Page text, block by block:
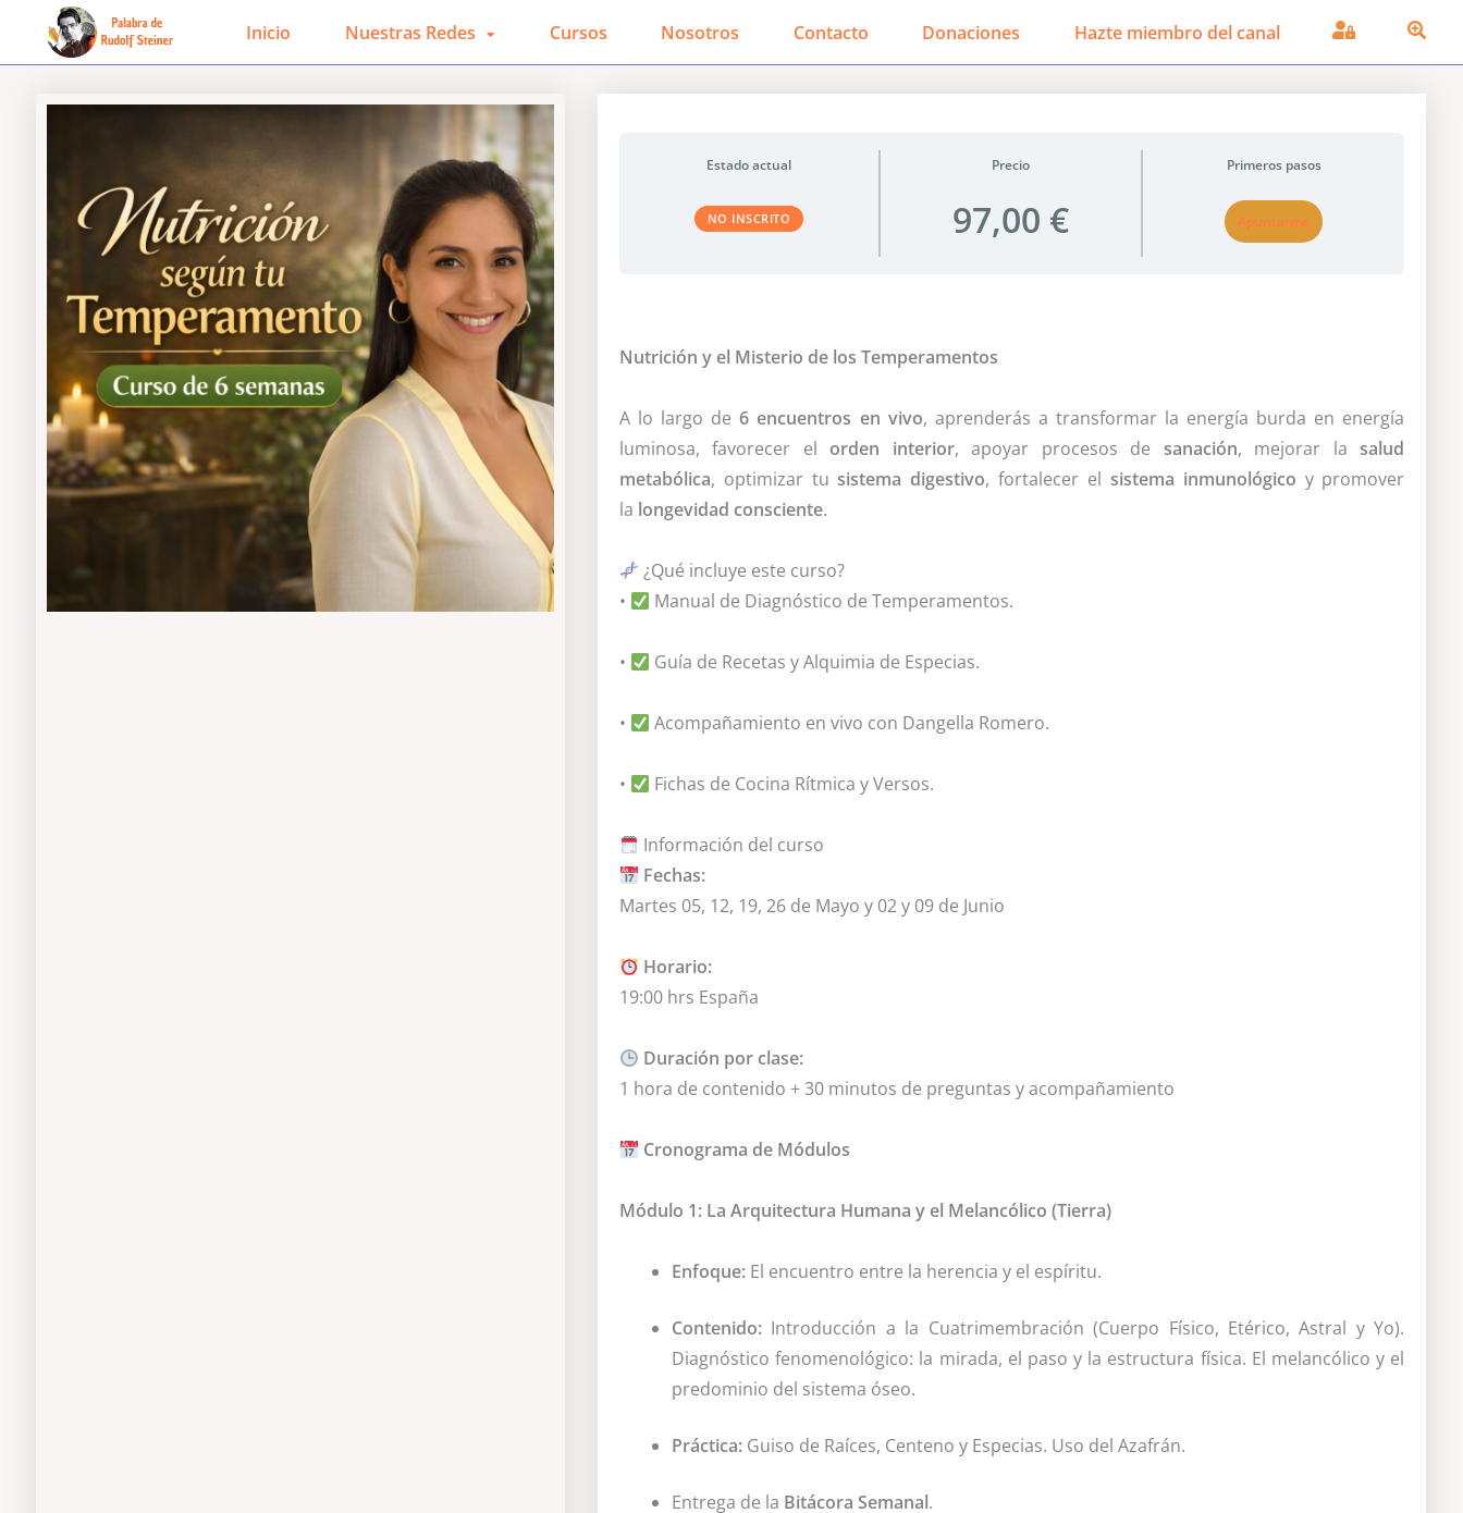
Inicio Nuestras Redes Cursos Nosotros Contacto Donaciones Hazte miembro del canal
Estado actual
NO INSCRITO
Precio
97,00 €
Primeros pasos
Apuntarme
Nutrición y el Misterio de los Temperamentos
A lo largo de6 encuentros en vivo, aprenderás a transformar la energía burda en energía
luminosa, favorecer el orden interior, apoyar procesos de sanación, mejorar lasalud
metabólica, optimizar tusistema digestivo, fortalecer el sistema inmunológico y promover
la longevidad consciente.
¿Qué incluye este curso?
•
Manual de Diagnóstico de Temperamentos.
• Guía de Recetas y Alquimia de Especias.
• Acompañamiento en vivo con Dangella Romero.
• Fichas de Cocina Rítmica y Versos.
Información del curso
Fechas:
Martes 05, 12, 19, 26 de Mayo y 02 y 09 de Junio
Horario:
19:00 hrs España
Duración por clase:
1 hora de contenido + 30 minutos de preguntas y acompañamiento
Cronograma de Módulos
Módulo 1: La Arquitectura Humana y el Melancólico (Tierra)
Enfoque:El encuentro entre la herencia y el espíritu.
Contenido:Introducción a la Cuatrimembración (Cuerpo Físico, Etérico, Astral y Yo).
Diagnóstico fenomenológico: la mirada, el paso y la estructura física. El melancólico y el
predominio del sistema óseo.
Práctica:Guiso de Raíces, Centeno y Especias. Uso del Azafrán.
Entrega de la Bitácora Semanal.